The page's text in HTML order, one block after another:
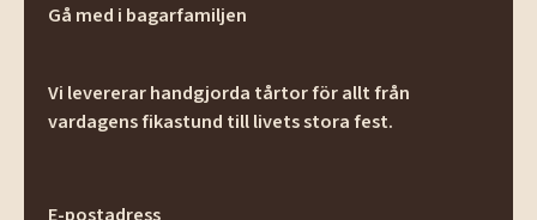
Gå med i bagarfamiljen
Vi levererar handgjorda tårtor för allt från
vardagens fikastund till livets stora fest.
E-postadress